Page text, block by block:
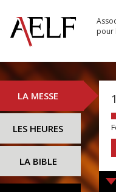
pour
LA MESSE
LES HEURES
LA BIBLE